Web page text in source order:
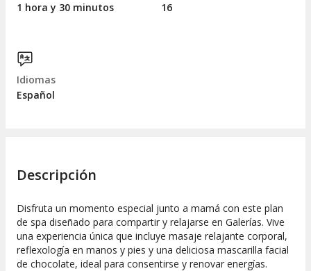
1 hora y 30 minutos
16
Idiomas
Español
Descripción
Disfruta un momento especial junto a mamá con este plan
de spa diseñado para compartir y relajarse en Galerías. Vive
una experiencia única que incluye masaje relajante corporal,
reflexología en manos y pies y una deliciosa mascarilla facial
de chocolate, ideal para consentirse y renovar energías.